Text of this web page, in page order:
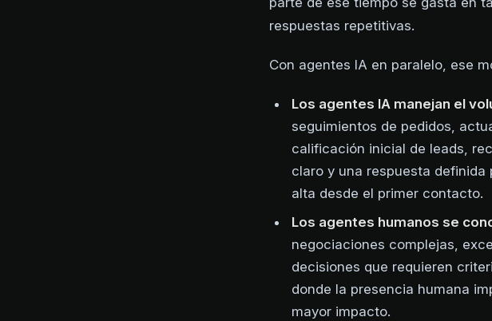
respuestas repetitivas.
Con agentes IA en paralelo, ese
Los agentes IA manejan el
seguimientos de pedidos,
calificación inicial de leads,
claro y una respuesta
alta desde el primer contacto.
Los agentes humanos se
negociaciones complejas,
decisiones que requieren
donde la presencia humana
mayor impacto.